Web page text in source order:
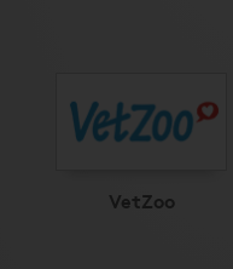
VetZoo